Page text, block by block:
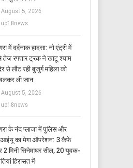
August 5, 2026
up18news
में दर्दनाक हादसा: नो एंट्री में
तेज रफ्तार ट्रक ने खाटू श्याम
से लौट रही बुजुर्ग महिला को
ली जान
August 5, 2026
up18news
के नंद प्लाजा में पुलिस और
का मेगा ऑपरेशन: 3 कैफे
2 मिनी सिनेमाघर सील, 20 युवक-
हिरासत में